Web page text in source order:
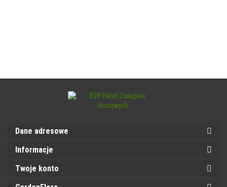
Dane adresowe
Informacje
Twoje konto